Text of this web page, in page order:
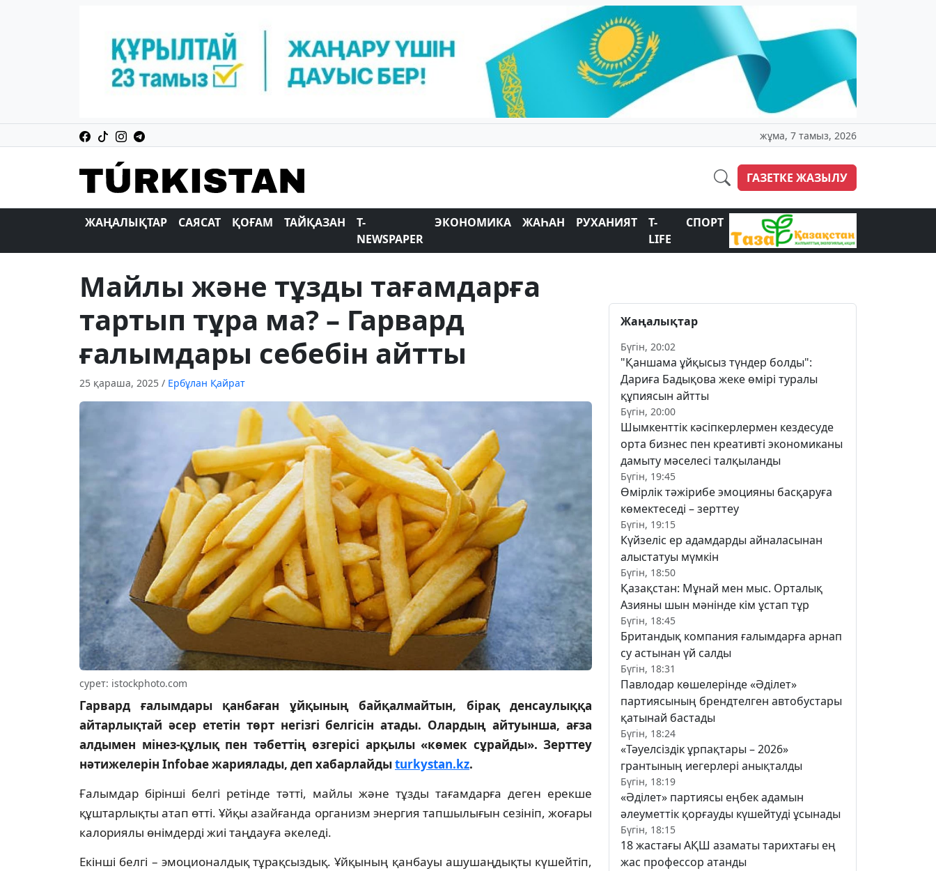
жұма, 7 тамыз, 2026
ГАЗЕТКЕ ЖАЗЫЛУ
ЖАҢАЛЫҚТАР САЯСАТ ҚОҒАМ ТАЙҚАЗАН
T-
NEWSPAPER
ЭКОНОМИКА ЖАҺАН РУХАНИЯТ
T-
LIFE
СПОРТ
Майлы және тұзды тағамдарға
тартып тұра ма? – Гарвард
ғалымдары себебін айтты
25 қараша, 2025 / Ербұлан Қайрат
сурет: istockphoto.com
Гарвард ғалымдары қанбаған ұйқының байқалмайтын, бірақ денсаулыққа
айтарлықтай әсер ететін төрт негізгі белгісін атады. Олардың айтуынша, ағза
алдымен мінез-құлық пен тәбеттің өзгерісі арқылы «көмек сұрайды». Зерттеу
нәтижелерін Infobae жариялады, деп хабарлайдыturkystan.kz.
Ғалымдар бірінші белгі ретінде тәтті, майлы және тұзды тағамдарға деген ерекше
құштарлықты атап өтті. Ұйқы азайғанда организм энергия тапшылығын сезініп, жоғары
калориялы өнімдерді жиі таңдауға әкеледі.
Екінші белгі – эмоционалдық тұрақсыздық. Ұйқының қанбауы ашушаңдықты күшейтіп,
Жаңалықтар
Бүгін, 20:02
"Қаншама ұйқысыз түндер болды":
Дариға Бадықова жеке өмірі туралы
құпиясын айтты
Бүгін, 20:00
Шымкенттік кәсіпкерлермен кездесуде
орта бизнес пен креативті экономиканы
дамыту мәселесі талқыланды
Бүгін, 19:45
Өмірлік тәжірибе эмоцияны басқаруға
көмектеседі – зерттеу
Бүгін, 19:15
Күйзеліс ер адамдарды айналасынан
алыстатуы мүмкін
Бүгін, 18:50
Қазақстан: Мұнай мен мыс. Орталық
Азияны шын мәнінде кім ұстап тұр
Бүгін, 18:45
Британдық компания ғалымдарға арнап
су астынан үй салды
Бүгін, 18:31
Павлодар көшелерінде «Әділет»
партиясының брендтелген автобустары
қатынай бастады
Бүгін, 18:24
«Тәуелсіздік ұрпақтары – 2026»
грантының иегерлері анықталды
Бүгін, 18:19
«Әділет» партиясы еңбек адамын
әлеуметтік қорғауды күшейтуді ұсынады
Бүгін, 18:15
18 жастағы АҚШ азаматы тарихтағы ең
жас профессор атанды